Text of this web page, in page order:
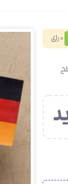
0 رای